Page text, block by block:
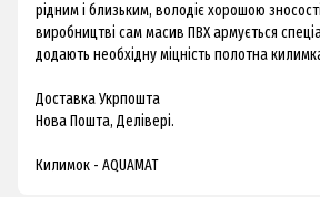
рідним і близьким, володіє хорошою
виробництві сам масив ПВХ армується
додають необхідну міцність полотна
Доставка Укрпошта
Нова Пошта, Делівері.
Килимок - AQUAMAT